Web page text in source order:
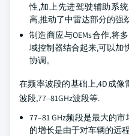
性,加上先进驾驶辅助系
高,推动了中雷达部分的强
制造商应与OEMs合作,将
域控制器结合起来,可以加
协调。
在频率波段的基础上,4D成像
波段,77–81GHz波段等.
77–81 GHz频段是最大的
的增长是由于对车辆的远